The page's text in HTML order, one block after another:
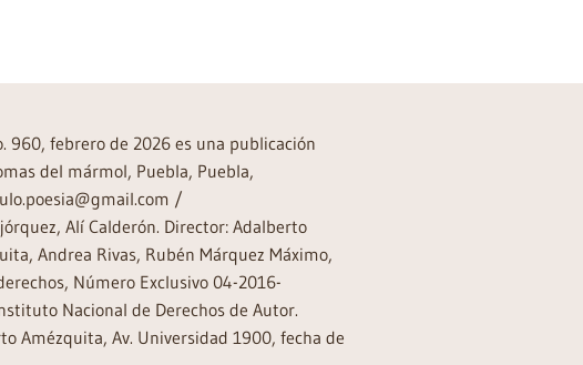
960, febrero de 2026 es una publicación
del mármol, Puebla, Puebla,
/
Alí Calderón. Director: Adalberto
Andrea Rivas, Rubén Márquez Máximo,
Número Exclusivo 04-2016-
Nacional de Derechos de Autor.
Amézquita, Av. Universidad 1900, fecha de